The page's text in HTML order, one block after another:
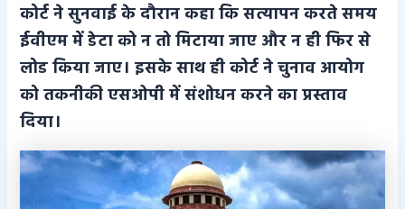
कोर्ट ने सुनवाई के दौरान कहा कि सत्यापन करते समय
ईवीएम में डेटा को न तो मिटाया जाए और न ही फिर से
लोड किया जाए। इसके साथ ही कोर्ट ने चुनाव आयोग
को तकनीकी एसओपी में संशोधन करने का प्रस्ताव
दिया।